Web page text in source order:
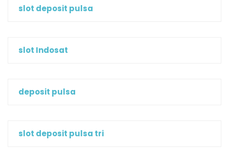
slot deposit pulsa
slot Indosat
deposit pulsa
slot deposit pulsa tri